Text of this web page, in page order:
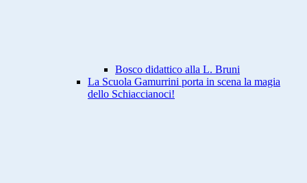
Bosco didattico alla L. Bruni
La Scuola Gamurrini porta in scena la magia
dello Schiaccianoci!